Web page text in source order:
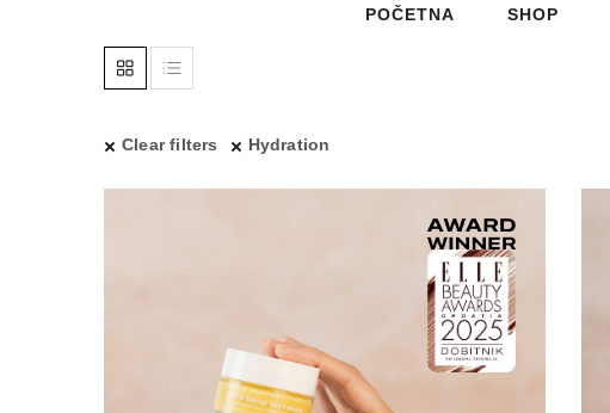
POČETNA SHOP
Clear filters Hydration